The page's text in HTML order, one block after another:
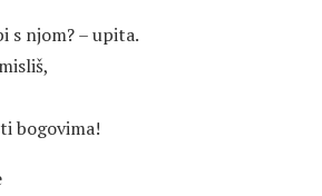
s njom? – upita.
bogovima!